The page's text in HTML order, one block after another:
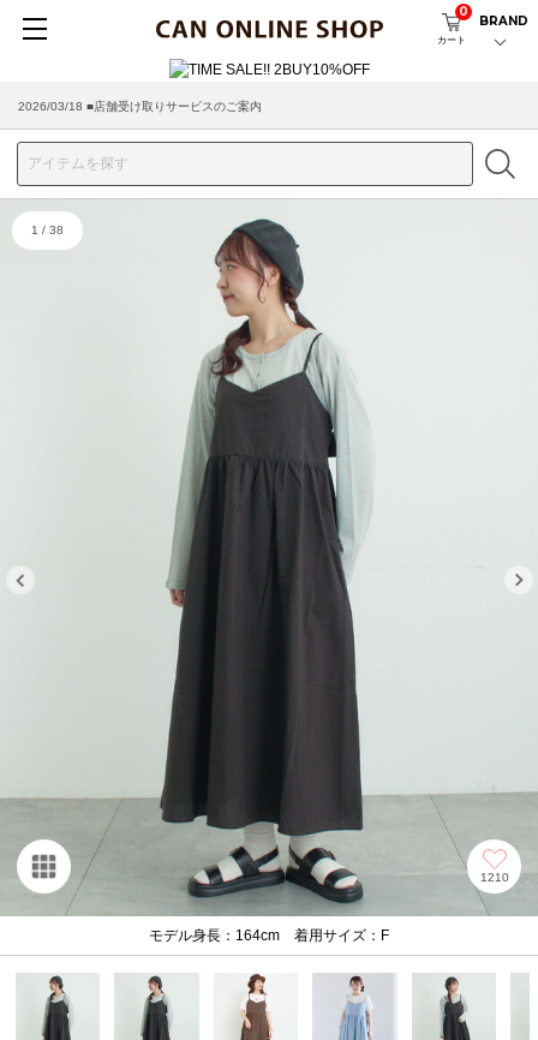
カート
0
BRAND
2026/03/18 ■店舗受け取りサービスのご案内
モデル身長：164cm 着用サイズ：F
1 / 38
1210